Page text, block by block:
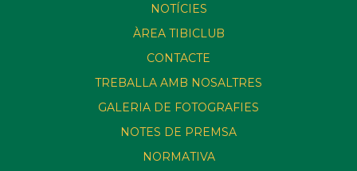
NOTÍCIES
ÀREA TIBICLUB
CONTACTE
TREBALLA AMB NOSALTRES
GALERIA DE FOTOGRAFIES
NOTES DE PREMSA
NORMATIVA